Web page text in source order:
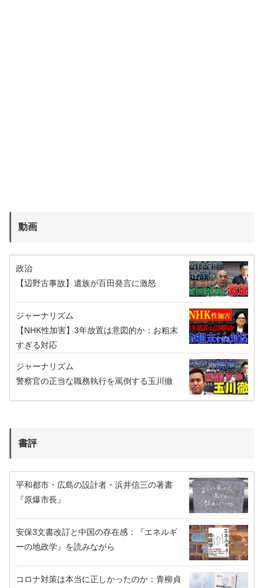
動画
政治
【辺野古事故】遺族が百田発言に激怒
ジャーナリズム
【NHK性加害】3年放置は意図的か：お粗末
すぎる対応
ジャーナリズム
警察官の正当な職務執行を罵倒する玉川徹
書評
平和都市・広島の設計者・浜井信三の著書
『原爆市長』
安保3文書改訂と中国の存在感：『エネルギ
ーの地政学』を読みながら
コロナ対策は本当に正しかったのか：青柳貞